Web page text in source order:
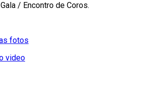
/ Encontro de Coros.
fotos
video